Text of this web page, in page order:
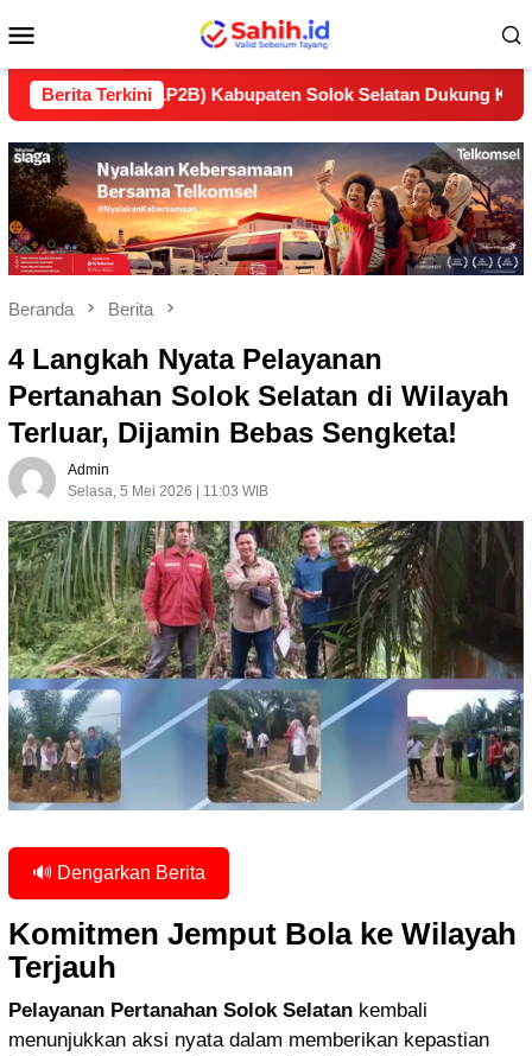
ke
Mobile
Berita Terkini
(LP2B) Kabupaten Solok Selatan Dukung Ketahanan
Beranda Berita
4 Langkah Nyata Pelayanan
Pertanahan Solok Selatan di Wilayah
Terluar, Dijamin Bebas Sengketa!
Admin
Selasa, 5 Mei 2026 | 11:03 WIB
🔊 Dengarkan Berita
Komitmen Jemput Bola ke Wilayah
Terjauh
Pelayanan Pertanahan Solok Selatan kembali
menunjukkan aksi nyata dalam memberikan kepastian